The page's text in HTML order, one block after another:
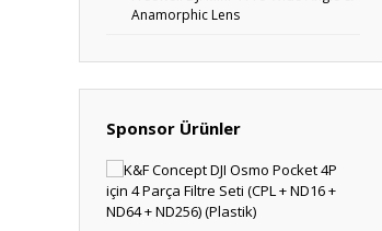
Anamorphic Lens
Sponsor Ürünler